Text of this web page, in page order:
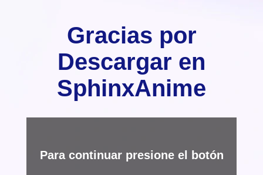
Gracias por
Descargar en
SphinxAnime
Para continuar presione el botón